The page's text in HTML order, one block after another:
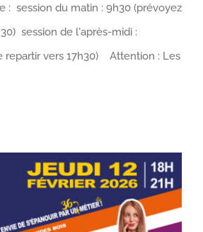
: session du matin : 9h30 (prévoyez
session de l'après-midi :
repartir vers 17h30) Attention : Les